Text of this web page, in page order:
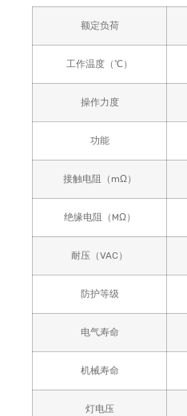
额定负荷
工作温度（℃）
操作力度
功能
接触电阻（mΩ）
绝缘电阻（MΩ）
耐压（VAC）
防护等级
电气寿命
机械寿命
灯电压